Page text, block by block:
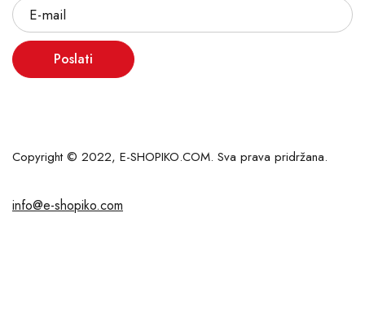
Poslati
Copyright © 2022, E-SHOPIKO.COM. Sva prava pridržana.
info@e-shopiko.com